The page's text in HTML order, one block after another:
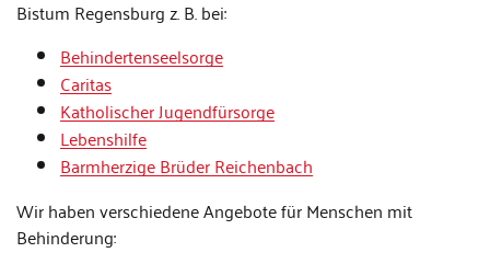
Bistum Regensburg z. B. bei:
Behindertenseelsorge
Caritas
Katholischer Jugendfürsorge
Lebenshilfe
Barmherzige Brüder Reichenbach
Wir haben verschiedene Angebote für Menschen mit
Behinderung: